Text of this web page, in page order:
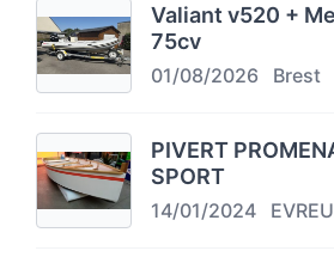
Valiant v520 +
75cv
01/08/2026 Brest
PIVERT
SPORT
14/01/2024